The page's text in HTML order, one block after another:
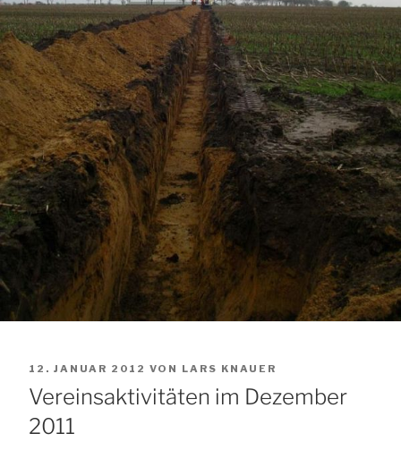
VERÖFFENTLICHT
AM
12. JANUAR 2012 VON LARS KNAUER
Vereinsaktivitäten im Dezember
2011